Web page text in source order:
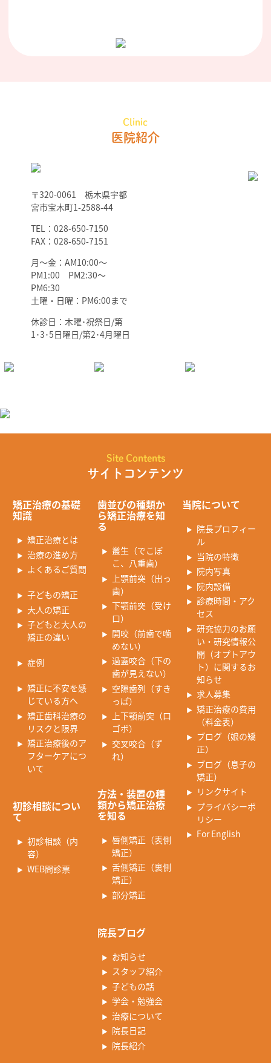
Clinic
医院紹介
〒320-0061 栃木県宇都
宮市宝木町1-2588-44
TEL：028-650-7150
FAX：028-650-7151
月～金：AM10:00～
PM1:00 PM2:30～
PM6:30
土曜・日曜：PM6:00まで
休診日：木曜･祝祭日/第
1･3･5日曜日/第2･4月曜日
Site Contents
サイトコンテンツ
矯正治療の基礎
知識
矯正治療とは
治療の進め方
よくあるご質問
子どもの矯正
大人の矯正
子どもと大人の
矯正の違い
症例
矯正に不安を感
じている方へ
矯正歯科治療の
リスクと限界
矯正治療後のア
フターケアにつ
いて
初診相談につい
て
初診相談（内
容）
WEB問診票
歯並びの種類か
ら矯正治療を知
る
叢生（でこぼ
こ、八重歯）
上顎前突（出っ
歯）
下顎前突（受け
口）
開咬（前歯で噛
めない）
過蓋咬合（下の
歯が見えない）
空隙歯列（すき
っぱ）
上下顎前突（口
ゴボ）
交叉咬合（ず
れ）
方法・装置の種
類から矯正治療
を知る
唇側矯正（表側
矯正）
舌側矯正（裏側
矯正）
部分矯正
院長ブログ
お知らせ
スタッフ紹介
子どもの話
学会・勉強会
治療について
院長日記
院長紹介
当院について
院長プロフィー
ル
当院の特徴
院内写真
院内設備
診療時間・アク
セス
研究協力のお願
い・研究情報公
開（オプトアウ
ト）に関するお
知らせ
求人募集
矯正治療の費用
（料金表）
ブログ（娘の矯
正）
ブログ（息子の
矯正）
リンクサイト
プライバシーポ
リシー
For English